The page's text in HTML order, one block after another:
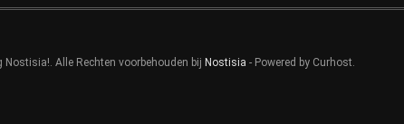
Alle Rechten voorbehouden bij Nostisia - Powered by Curhost.